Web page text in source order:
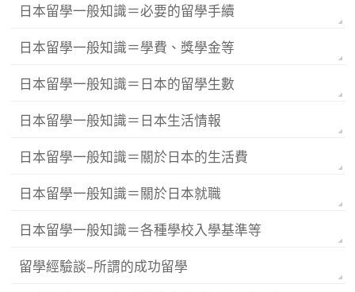
日本留學一般知識＝必要的留學手續
日本留學一般知識＝學費、獎學金等
日本留學一般知識＝日本的留學生數
日本留學一般知識＝日本生活情報
日本留學一般知識＝關於日本的生活費
日本留學一般知識＝關於日本就職
日本留學一般知識＝各種學校入學基準等
留學經驗談–所謂的成功留學